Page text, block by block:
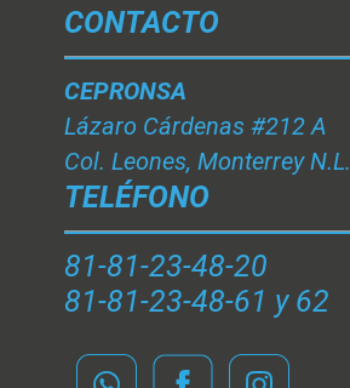
CONTACTO
CEPRONSA
Lázaro Cárdenas #212 A
Col. Leones, Monterrey N.L.
TELÉFONO
81-81-23-48-20
81-81-23-48-61 y 62